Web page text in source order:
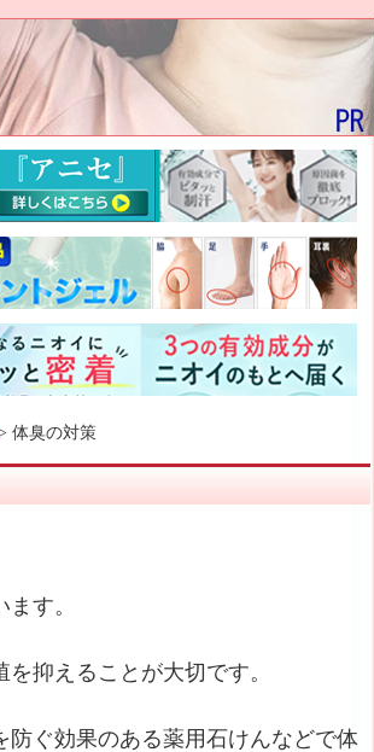
体臭の対策
す。
抑えることが大切です。
ぐ効果のある薬用石けんなどで体